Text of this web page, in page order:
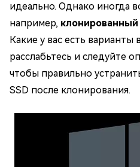
идеально. Однако иногда
например, клонированный
Какие у вас есть
расслабьтесь и следуйте
чтобы правильно
SSD после клонирования.